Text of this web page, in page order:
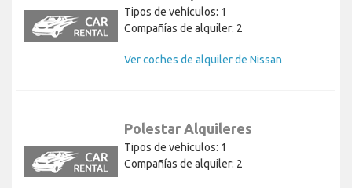
Tipos de vehículos: 1
Compañías de alquiler: 2
Ver coches de alquiler de Nissan
Polestar Alquileres
Tipos de vehículos: 1
Compañías de alquiler: 2